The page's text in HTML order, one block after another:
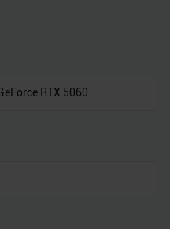
RTX 5060